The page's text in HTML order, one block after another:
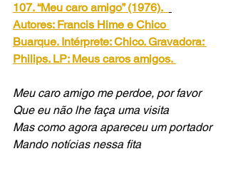
107. “Meu caro amigo” (1976).
Autores: Francis Hime e Chico
Buarque. Intérprete: Chico. Gravadora:
Philips. LP: Meus caros amigos.
Meu caro amigo me perdoe, por favor
Que eu não lhe faça uma visita
Mas como agora apareceu um portador
Mando notícias nessa fita